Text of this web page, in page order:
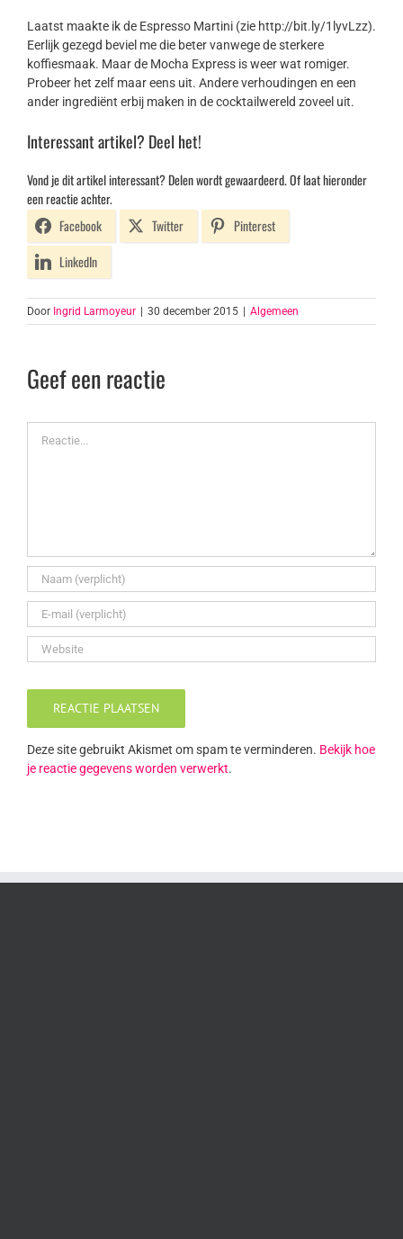
Laatst maakte ik de Espresso Martini (zie http://bit.ly/1lyvLzz).
Eerlijk gezegd beviel me die beter vanwege de sterkere
koffiesmaak. Maar de Mocha Express is weer wat romiger.
Probeer het zelf maar eens uit. Andere verhoudingen en een
ander ingrediënt erbij maken in de cocktailwereld zoveel uit.
Interessant artikel? Deel het!
Vond je dit artikel interessant? Delen wordt gewaardeerd. Of laat hieronder
een reactie achter.
Facebook
Twitter
Pinterest
LinkedIn
Door Ingrid Larmoyeur 30 december 2015 Algemeen
Geef een reactie
Deze site gebruikt Akismet om spam te verminderen. Bekijk hoe
je reactie gegevens worden verwerkt.